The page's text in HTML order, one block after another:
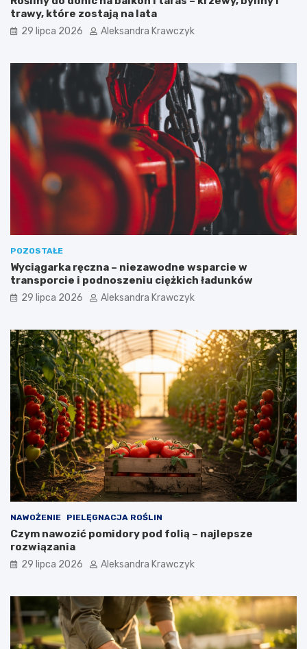
trawy, które zostają na lata
29 lipca 2026 Aleksandra Krawczyk
POZOSTAŁE
Wyciągarka ręczna – niezawodne wsparcie w
transporcie i podnoszeniu ciężkich ładunków
29 lipca 2026 Aleksandra Krawczyk
NAWOŻENIE PIELĘGNACJA ROŚLIN
Czym nawozić pomidory pod folią – najlepsze
rozwiązania
29 lipca 2026 Aleksandra Krawczyk